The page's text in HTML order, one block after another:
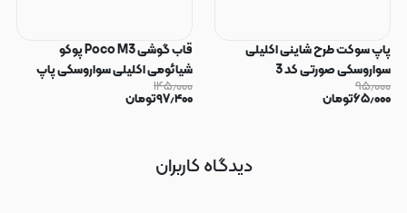
پاپ سوکت طرح شاینی اکلیلی
سواروسکی صورتی کد 3
۹۵٫۰۰۰
۶۵٫۰۰۰تومان
قاب گوشی Poco M3 پوکو
شیائومی اکلیلی سواروسکی پاپ
سوکت دار محافظ لنز دار صورتی کد
۱۴۵٫۰۰۰
۹۷٫۴۰۰تومان
دیدگاه کاربران